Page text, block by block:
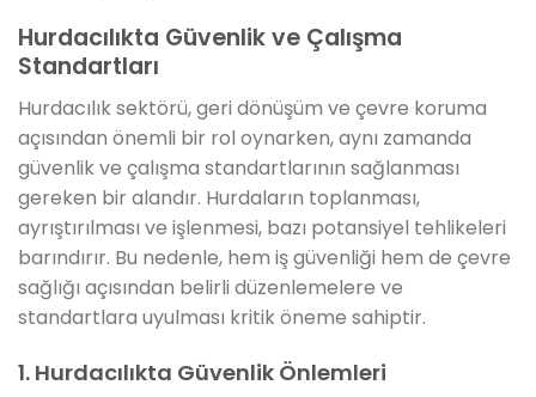
Hurdacılıkta Güvenlik ve Çalışma
Standartları
Hurdacılık sektörü, geri dönüşüm ve çevre koruma
açısından önemli bir rol oynarken, aynı zamanda
güvenlik ve çalışma standartlarının sağlanması
gereken bir alandır. Hurdaların toplanması,
ayrıştırılması ve işlenmesi, bazı potansiyel tehlikeleri
barındırır. Bu nedenle, hem iş güvenliği hem de çevre
sağlığı açısından belirli düzenlemelere ve
standartlara uyulması kritik öneme sahiptir.
1. Hurdacılıkta Güvenlik Önlemleri